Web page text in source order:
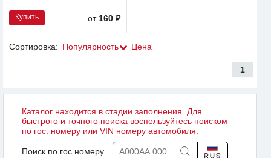
Купить от160 ₽
Сортировка: Популярность Цена
1
Каталог находится в стадии заполнения. Для
быстрого и точного поиска воспользуйтесь поиском
по гос. номеру или VIN номеру автомобиля.
Поиск по гос.номеру